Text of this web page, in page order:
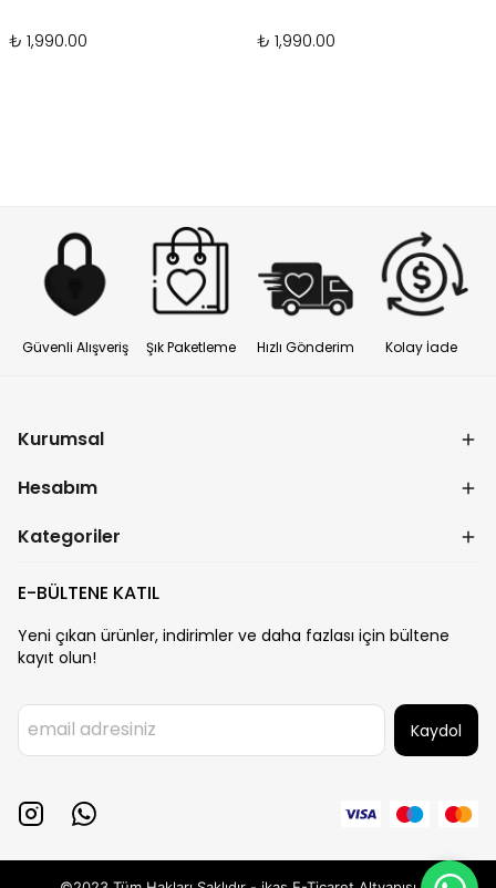
₺ 1,990.00 ₺ 1,990.00
Güvenli Alışveriş Şık Paketleme Hızlı Gönderim Kolay İade
Kurumsal
Hesabım
Kategoriler
E-BÜLTENE KATIL
Yeni çıkan ürünler, indirimler ve daha fazlası için bültene
kayıt olun!
Kaydol